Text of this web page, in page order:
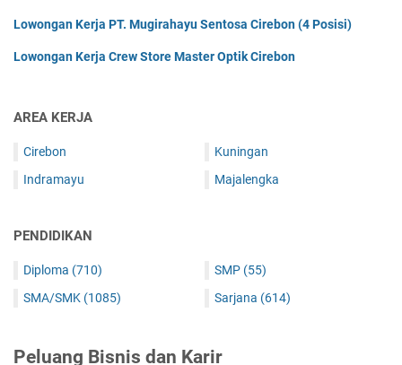
Lowongan Kerja PT. Mugirahayu Sentosa Cirebon (4 Posisi)
Lowongan Kerja Crew Store Master Optik Cirebon
AREA KERJA
Cirebon
Indramayu
Kuningan
Majalengka
PENDIDIKAN
Diploma (710)
SMA/SMK (1085)
SMP (55)
Sarjana (614)
Peluang Bisnis dan Karir